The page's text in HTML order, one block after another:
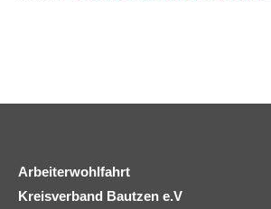
Arbeiterwohlfahrt
Kreisverband Bautzen e.V